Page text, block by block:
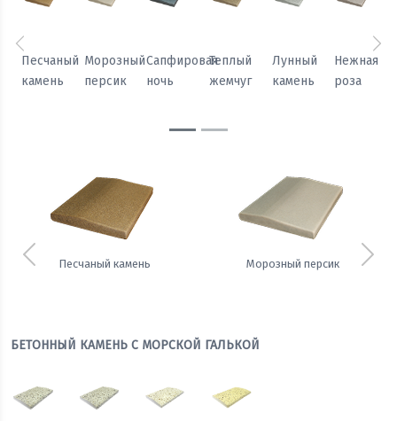
Песчаный
камень
Морозный
персик
Сапфировая
ночь
Теплый
жемчуг
Лунный
камень
Нежная
роза
Предыдущий
Песчаный камень Морозный персик
Предыдущий
БЕТОННЫЙ КАМЕНЬ С МОРСКОЙ ГАЛЬКОЙ